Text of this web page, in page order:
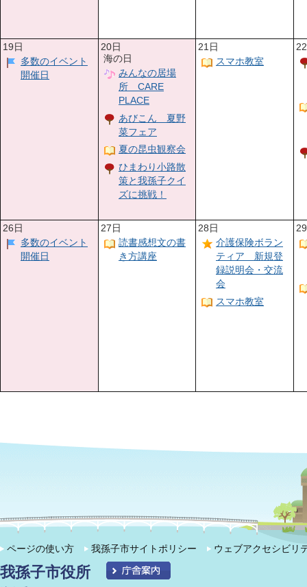
19日
多数のイベント
開催日
20日
海の日
みんなの居場
所 CARE
PLACE
あびこん 夏野
菜フェア
夏の昆虫観察会
ひまわり小路散
策と我孫子クイ
ズに挑戦！
21日
スマホ教室
26日
多数のイベント
開催日
27日
読書感想文の書
き方講座
28日
介護保険ボラン
ティア 新規登
録説明会・交流
会
スマホ教室
ページの使い方 我孫子市サイトポリシー ウェブアクセシビリ
我孫子市役所